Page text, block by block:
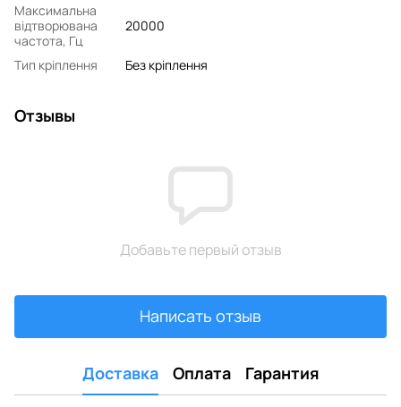
Максимальна
відтворювана
частота, Гц
20000
Тип кріплення Без кріплення
Отзывы
Добавьте первый отзыв
Написать отзыв
Доставка Оплата Гарантия